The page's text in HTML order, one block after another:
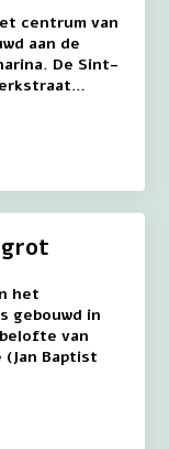
centrum van
aan de
De Sint-
het
gebouwd in
van
(Jan Baptist